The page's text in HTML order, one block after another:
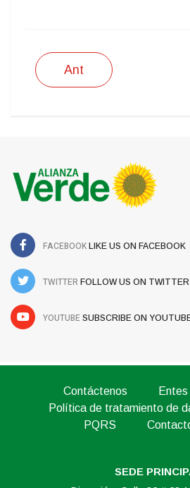
Ant
FACEBOOK LIKE US ON FACEBOOK
TWITTER FOLLOW US ON TWITTER
YOUTUBE SUBSCRIBE ON
Contáctenos
Política de tratamiento de
PQRS
SEDE